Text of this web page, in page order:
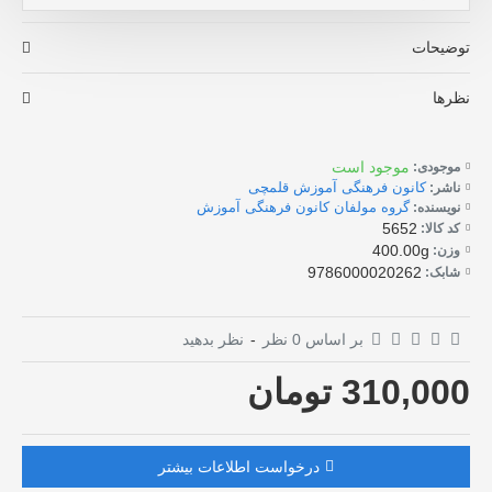
توضیحات
نظرها
موجودی: موجود است
ناشر: کانون فرهنگی آموزش قلمچی
نویسنده: گروه مولفان کانون فرهنگی آموزش
کد کالا: 5652
وزن: 400.00g
شابک: 9786000020262
بر اساس 0 نظر - نظر بدهید
310,000 تومان
درخواست اطلاعات بیشتر